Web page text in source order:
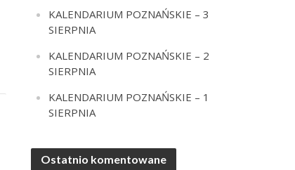
KALENDARIUM POZNAŃSKIE – 3
SIERPNIA
KALENDARIUM POZNAŃSKIE – 2
SIERPNIA
KALENDARIUM POZNAŃSKIE – 1
SIERPNIA
Ostatnio komentowane